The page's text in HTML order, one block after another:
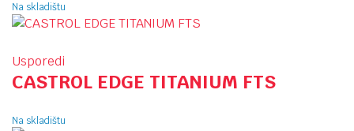
Na skladištu
Usporedi
CASTROL EDGE TITANIUM FTS
Na skladištu